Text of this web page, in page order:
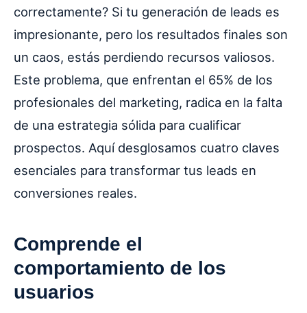
correctamente? Si tu generación de leads es
impresionante, pero los resultados finales son
un caos, estás perdiendo recursos valiosos.
Este problema, que enfrentan el 65% de los
profesionales del marketing, radica en la falta
de una estrategia sólida para cualificar
prospectos. Aquí desglosamos cuatro claves
esenciales para transformar tus leads en
conversiones reales.
Comprende el
comportamiento de los
usuarios